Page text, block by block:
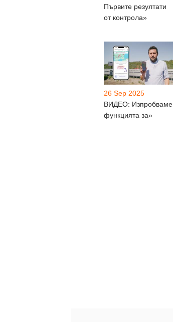
Първите резултати
от контрола»
26 Sep 2025
ВИДЕО: Изпробваме
функцията за»